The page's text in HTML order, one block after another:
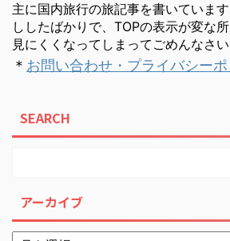
主に国内旅行の旅記事を書いていま
ししたばかりで、TOPの表示が変な所
見にくくなってしまってごめんなさ
＊ お問い合わせ・プライバシー
SEARCH
アーカイブ